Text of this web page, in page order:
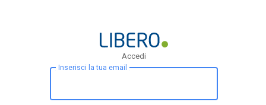
Accedi
Inserisci la tua email